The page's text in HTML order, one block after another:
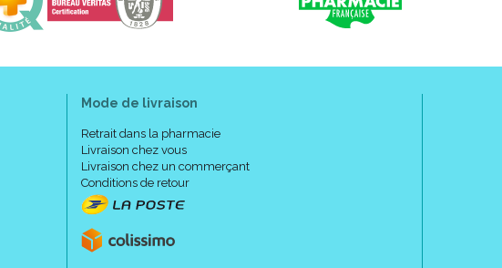
Mode de livraison
Retrait dans la pharmacie
Livraison chez vous
Livraison chez un commerçant
Conditions de retour